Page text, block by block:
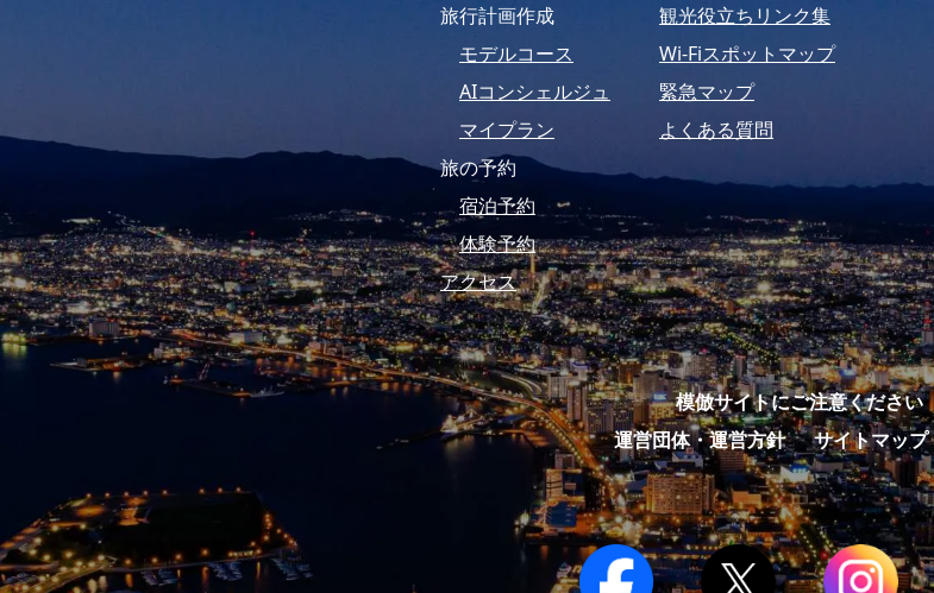
旅行計画作成
モデルコース
AIコンシェルジュ
マイプラン
旅の予約
宿泊予約
体験予約
アクセス
観光役立ちリンク集
Wi-Fiスポットマップ
緊急マップ
よくある質問
模倣サイトにご注意ください
運営団体・運営方針
サイトマップ